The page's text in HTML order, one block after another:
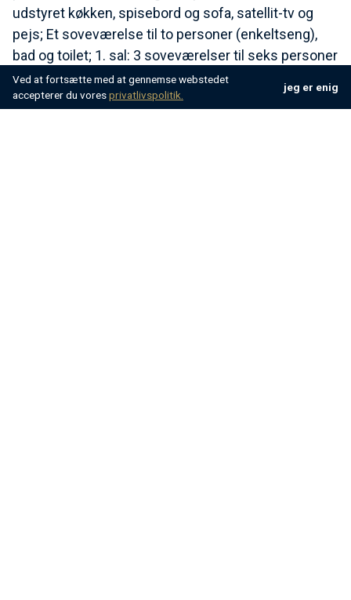
udstyret køkken, spisebord og sofa, satellit-tv og
pejs; Et soveværelse til to personer (enkeltseng),
bad og toilet; 1. sal: 3 soveværelser til seks personer
(dobbeltseng), satellit-tv og bad og toilet; Balkon på
poolsiden af huset.
Ved at fortsætte med at gennemse webstedet
accepterer du voresprivatlivspolitik.
jeg er enig